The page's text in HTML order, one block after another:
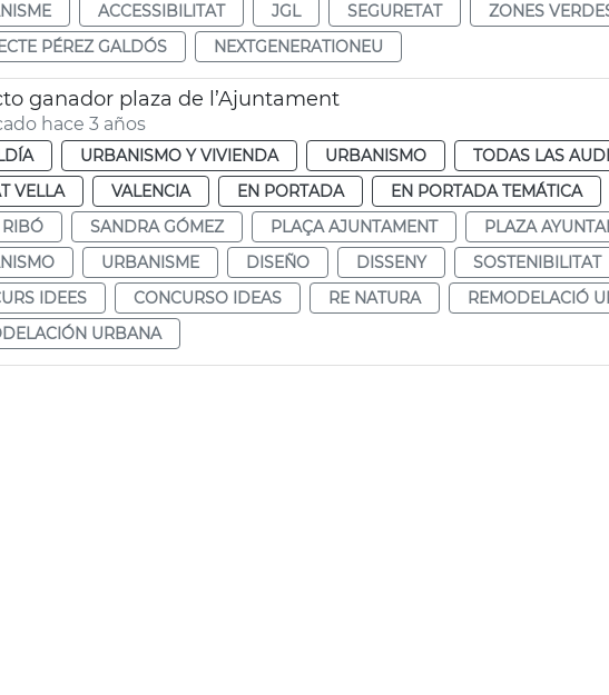
ACCESSIBILITAT JGL SEGURETAT ZONES
PÉREZ GALDÓS
NEXTGENERATIONEU
ganador plaza de l’Ajuntament
hace 3 años
URBANISMO Y VIVIENDA URBANISMO
TODAS LAS
VELLA
VALENCIA EN PORTADA EN PORTADA TEMÁTICA
SANDRA GÓMEZ PLAÇA AJUNTAMENT
PLAZA
URBANISME DISEÑO DISSENY SOSTENIBILITAT
IDEES
CONCURSO IDEAS RE NATURA
REMODELACIÓ
URBANA